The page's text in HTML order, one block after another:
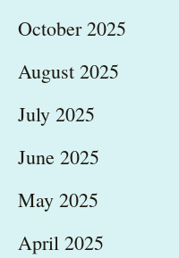
October 2025
August 2025
July 2025
June 2025
May 2025
April 2025